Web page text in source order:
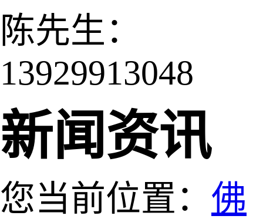
陈先生：
13929913048
新闻资讯
您当前位置： 佛